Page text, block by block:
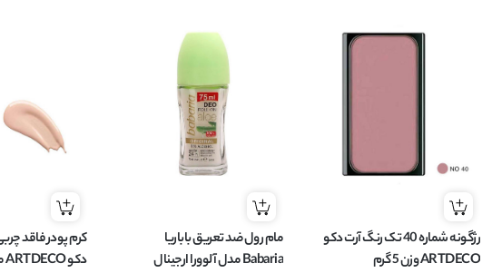
رژگونه شماره 40 تک رنگ آرت دکو
ARTDECO وزن 5 گرم
مام رول ضد تعریق باباریا
Babaria مدل آلوورا ارجینال